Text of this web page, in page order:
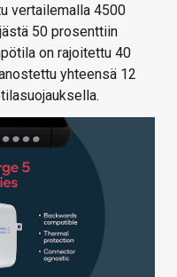
vertailemalla 4500
50 prosenttiin
on rajoitettu 40
yhteensä 12